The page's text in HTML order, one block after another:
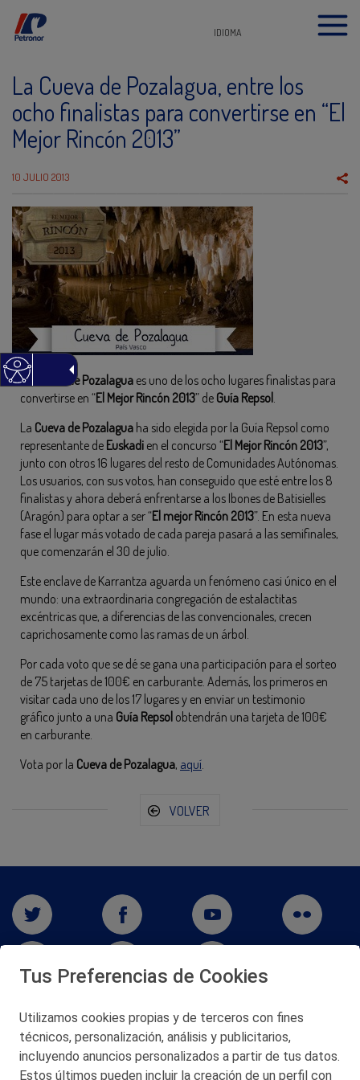
IDIOMA
La Cueva de Pozalagua, entre los
ocho finalistas para convertirse en “El
Mejor Rincón 2013”
10 JULIO 2013
La Cueva de Pozalagua es uno de los ocho lugares finalistas para
convertirse en “El Mejor Rincón 2013” de Guía Repsol .
La Cueva de Pozalagua ha sido elegida por la Guía Repsol como
representante de Euskadi en el concurso “El Mejor Rincón 2013”,
junto con otros 16 lugares del resto de Comunidades Autónomas.
Los usuarios, con sus votos, han conseguido que esté entre los 8
finalistas y ahora deberá enfrentarse a los Ibones de Batisielles
(Aragón) para optar a ser “El mejor Rincón 2013”. En esta nueva
fase el lugar más votado de cada pareja pasará a las semifinales,
que comenzarán el 30 de julio.
Este enclave de Karrantza aguarda un fenómeno casi único en el
mundo: una extraordinaria congregación de estalactitas
excéntricas que, a diferencias de las convencionales, crecen
caprichosamente como las ramas de un árbol.
Por cada voto que se dé se gana una participación para el sorteo
de 75 tarjetas de 100€ en carburante. Además, los primeros en
visitar cada uno de los 17 lugares y en enviar un testimonio
gráfico junto a una Guía Repsol obtendrán una tarjeta de 100€
en carburante.
Vota por la Cueva de Pozalagua, aquí.
VOLVER
San Martín 5-Edificio Muñatones,
48550 Muskiz (Bizkaia)
Telf. 946 357 000
Tus Preferencias de Cookies
Utilizamos cookies propias y de terceros con fines
técnicos, personalización, análisis y publicitarios,
incluyendo anuncios personalizados a partir de tus datos.
Estos últimos pueden incluir la creación de un perfil con